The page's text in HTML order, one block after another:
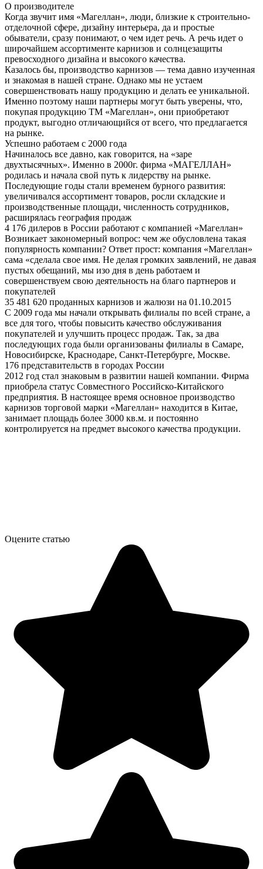
О производителе
Когда звучит имя «Магеллан», люди, близкие к строительно-
отделочной сфере, дизайну интерьера, да и простые
обыватели, сразу понимают, о чем идет речь. А речь идет о
широчайшем ассортименте карнизов и солнцезащиты
превосходного дизайна и высокого качества.
Казалось бы, производство карнизов — тема давно изученная
и знакомая в нашей стране. Однако мы не устаем
совершенствовать нашу продукцию и делать ее уникальной.
Именно поэтому наши партнеры могут быть уверены, что,
покупая продукцию ТМ «Магеллан», они приобретают
продукт, выгодно отличающийся от всего, что предлагается
на рынке.
Успешно работаем с 2000 года
Начиналось все давно, как говорится, на «заре
двухтысячных». Именно в 2000г. фирма «МАГЕЛЛАН»
родилась и начала свой путь к лидерству на рынке.
Последующие годы стали временем бурного развития:
увеличивался ассортимент товаров, росли складские и
производственные площади, численность сотрудников,
расширялась география продаж
4 176 дилеров в России работают с компанией «Магеллан»
Возникает закономерный вопрос: чем же обусловлена такая
популярность компании? Ответ прост: компания «Магеллан»
сама «сделала свое имя. Не делая громких заявлений, не давая
пустых обещаний, мы изо дня в день работаем и
совершенствуем свою деятельность на благо партнеров и
покупателей
35 481 620 проданных карнизов и жалюзи на 01.10.2015
С 2009 года мы начали открывать филиалы по всей стране, а
все для того, чтобы повысить качество обслуживания
покупателей и улучшить процесс продаж. Так, за два
последующих года были организованы филиалы в Самаре,
Новосибирске, Краснодаре, Санкт-Петербурге, Москве.
176 представительств в городах России
2012 год стал знаковым в развитии нашей компании. Фирма
приобрела статус Совместного Российско-Китайского
предприятия. В настоящее время основное производство
карнизов торговой марки «Магеллан» находится в Китае,
занимает площадь более 3000 кв.м. и постоянно
контролируется на предмет высокого качества продукции.
Оцените статью